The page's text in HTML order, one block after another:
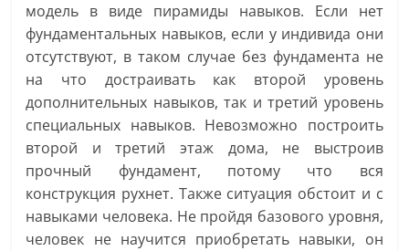
модель в виде пирамиды навыков. Если нет
фундаментальных навыков, если у индивида они
отсутствуют, в таком случае без фундамента не
на что достраивать как второй уровень
дополнительных навыков, так и третий уровень
специальных навыков. Невозможно построить
второй и третий этаж дома, не выстроив
прочный фундамент, потому что вся
конструкция рухнет. Также ситуация обстоит и с
навыками человека. Не пройдя базового уровня,
человек не научится приобретать навыки, он